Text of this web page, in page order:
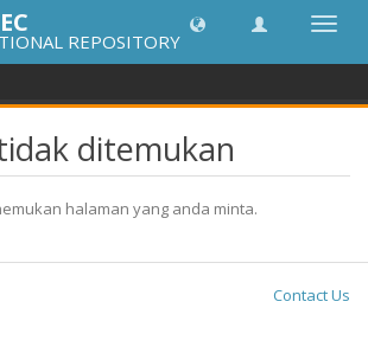
Lipat
REPOSITORY
ditemukan
halaman yang anda minta.
Contact Us